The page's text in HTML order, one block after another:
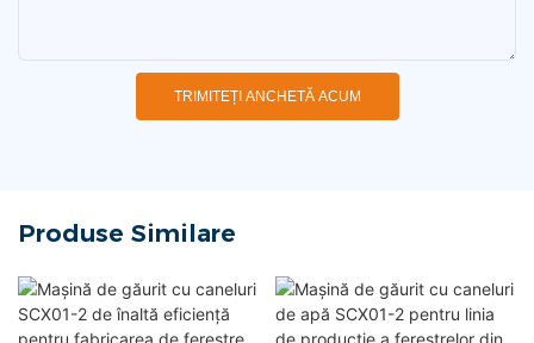
TRIMITEȚI ANCHETĂ ACUM
Produse Similare